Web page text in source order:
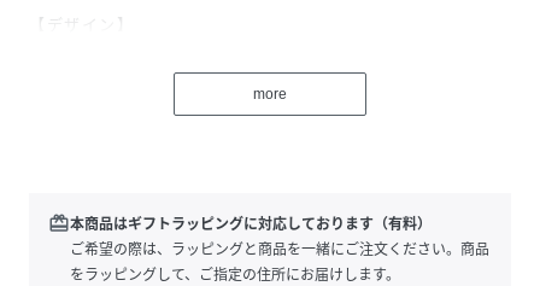
【デザイン】
的で一枚で絵になるデザイン。今季は提案色としてライムカ
ラーが今までにない鮮度を感じさせます。
スメ。パンツはデニムやスキニーなどの王道スタイルから、
ワイドパンツなどのリラックス感を感じるスタイリングにも
合います。
more
redeem本商品はギフトラッピングに対応しております（有料）
ご希望の際は、ラッピングと商品を一緒にご注文ください。商品
をラッピングして、ご指定の住所にお届けします。